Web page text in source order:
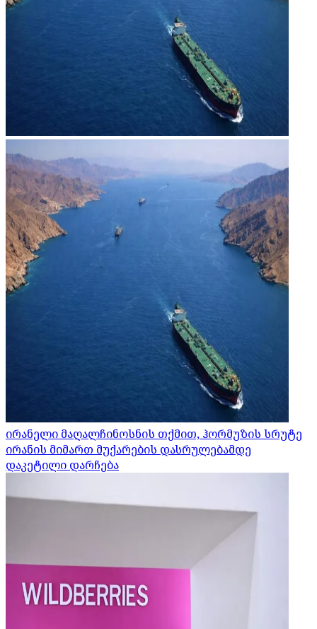
ირანელი მაღალჩინოსნის თქმით, ჰორმუზის სრუტე
ირანის მიმართ მუქარების დასრულებამდე
დაკეტილი დარჩება